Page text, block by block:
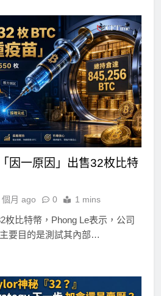
因一原因」出售32枚比特
個月 ago 0 1 mins
枚比特幣，Phong Le表示，公司
要目的是測試其內部…